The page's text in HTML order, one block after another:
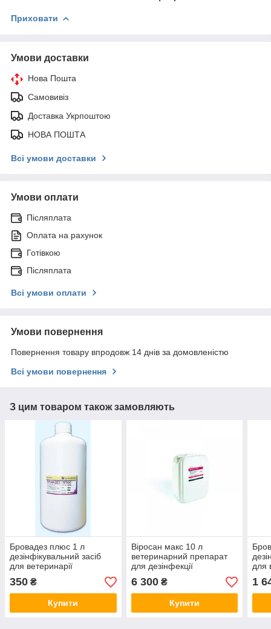
Приховати
Умови доставки
Нова Пошта
Самовивіз
Доставка Укрпоштою
НОВА ПОШТА
Всі умови доставки
Умови оплати
Післяплата
Оплата на рахунок
Готівкою
Післяплата
Всі умови оплати
Умови повернення
Повернення товару впродовж 14 днів за домовленістю
Всі умови повернення
З цим товаром також замовляють
Бровадез плюс 1 л
дезінфікувальний засіб
для ветеринарії
350 ₴
Купити
Віросан макс 10 л
ветеринарний препарат
для дезінфекції
6 300₴
Купити
для
1